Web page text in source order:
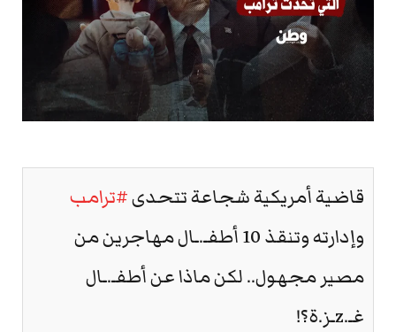
قاضية أمريكية شجاعة تتحدى#ترامب
وإدارته وتنقذ 10 أطفـ.ـال مهاجرين من
مصير مجهول.. لكن ماذا عن أطفـ.ـال
غـ.zـز.ة؟!